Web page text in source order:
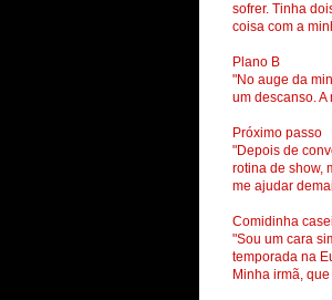
sofrer. Tinha
coisa com a
Plano B
"No auge da
um descanso.
Próximo passo
"Depois de
rotina de show,
me ajudar
Comidinha
"Sou um cara
temporada na
Minha irmã,